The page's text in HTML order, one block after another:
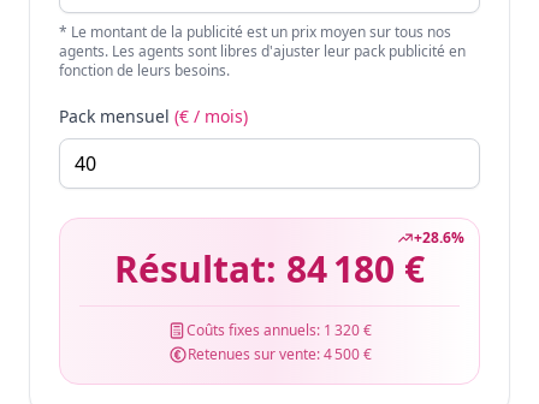
* Le montant de la publicité est un prix moyen sur tous nos
agents. Les agents sont libres d'ajuster leur pack publicité en
fonction de leurs besoins.
Pack mensuel (€ / mois)
+28.6%
Résultat: 84 180 €
Coûts fixes annuels: 1 320 €
Retenues sur vente:4 500 €